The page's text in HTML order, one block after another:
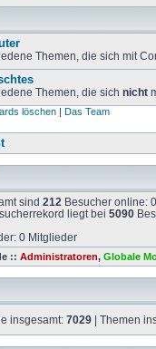
Themen, die sich mit
Themen, die sich nicht
löschen | Das Team
sind 212 Besucher online:
liegt bei 5090
0 Mitglieder
:: Administratoren, Globale
insgesamt: 7029 | Themen